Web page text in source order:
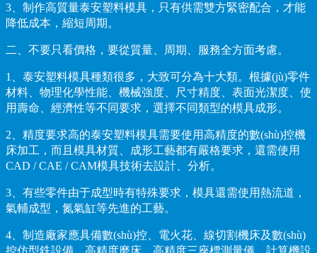
3、制作高質量泰安塑料模具，只有供需雙方緊密配合，才能
降低成本，縮短周期。
二、不要只看價格，要從質量、周期、服務全方面考慮。
1、泰安塑料模具種類很多，大致可分為十大類。根據(jù)零件
材料、物理化學性能、機械強度、尺寸精度、表面光潔度、使
用壽命、經濟性等不同要求，選擇不同類型的模具成形。
2、精度要求高的泰安塑料模具需要使用高精度的數(shù)控機
床加工，而且模具材質、成形工藝都有嚴格要求，還需使用
CAD / CAE / CAM模具技術去設計、分析。
3、有些零件由于成型時有特殊要求，模具還需使用熱流道，
氣輔成型，氮氣缸等先進的工藝。
4、制造廠家應具備數(shù)控、電火花、線切割機床及數(shù)
控仿型銑設備，高精度磨床，高精度三座標測量儀，計算機設